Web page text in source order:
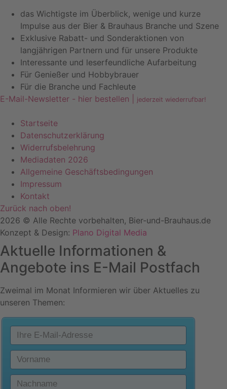
das Wichtigste im Überblick, wenige und kurze
Impulse aus der Bier & Brauhaus Branche und Szene
Exklusive Rabatt- und Sonderaktionen von
langjährigen Partnern und für unsere Produkte
Interessante und leserfeundliche Aufarbeitung
Für Genießer und Hobbybrauer
Für die Branche und Fachleute
E-Mail-Newsletter - hier bestellen |
jederzeit wiederrufbar!
Startseite
Datenschutzerklärung
Widerrufsbelehrung
Mediadaten 2026
Allgemeine Geschäftsbedingungen
Impressum
Kontakt
Zurück nach oben!
2026 © Alle Rechte vorbehalten, Bier-und-Brauhaus.de
Konzept & Design: Plano Digital Media
Aktuelle Informationen &
Angebote ins E-Mail Postfach
Zweimal im Monat Informieren wir über Aktuelles zu
unseren Themen: